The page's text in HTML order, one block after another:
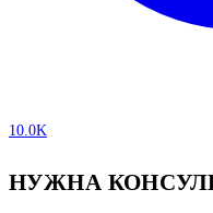
10.0K
НУЖНА